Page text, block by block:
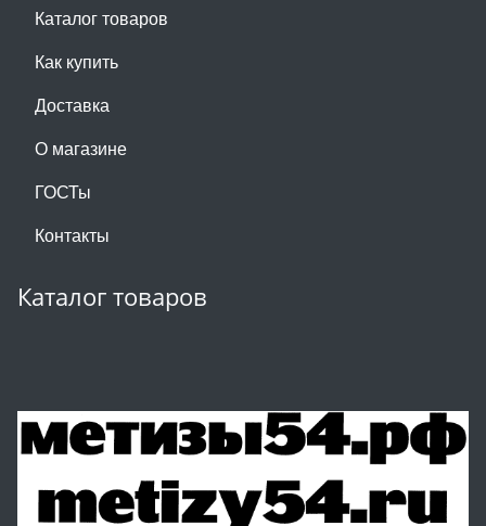
Каталог товаров
Как купить
Доставка
О магазине
ГОСТы
Контакты
Каталог товаров